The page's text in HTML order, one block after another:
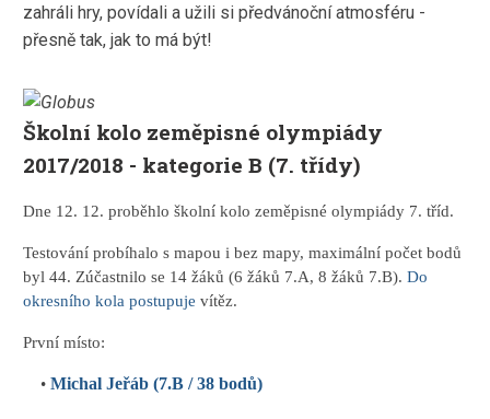
zahráli hry, povídali a užili si předvánoční atmosféru -
přesně tak, jak to má být!
Školní kolo zeměpisné olympiády
2017/2018 - kategorie B (7. třídy)
Dne 12. 12. proběhlo školní kolo zeměpisné olympiády 7. tříd.
Testování probíhalo s mapou i bez mapy, maximální počet bodů
byl 44. Zúčastnilo se 14 žáků (6 žáků 7.A, 8 žáků 7.B).Do
okresního kola postupuje vítěz.
První místo:
•Michal Jeřáb (7.B / 38 bodů)